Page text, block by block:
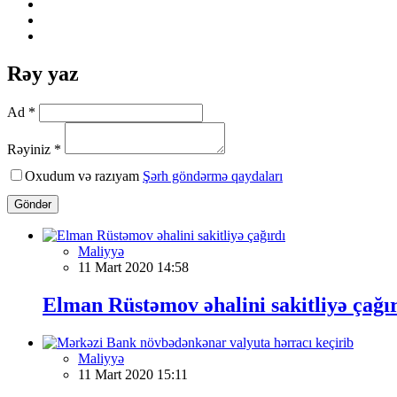
Rəy yaz
Ad *
Rəyiniz *
Oxudum və razıyam Şərh göndərmə qaydaları
Göndər
Maliyyə
11 Mart 2020 14:58
Elman Rüstəmov əhalini sakitliyə
Maliyyə
11 Mart 2020 15:11